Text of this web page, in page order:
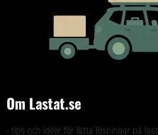
Om Lastat.se
- tips och idéer för lätta lösningar på last.